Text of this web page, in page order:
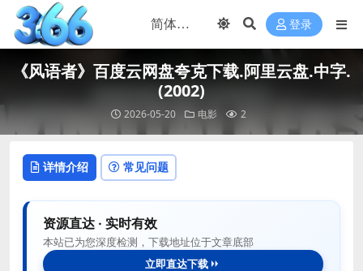
登录
《风语者》百度云网盘夸克下载.阿里云盘.中字.
(2002)
2026-05-20 电影 2
详情介绍 常见问题
资源直达 · 实时有效
本站已为您深度检测，下载地址位于文章底部
立即直达下载